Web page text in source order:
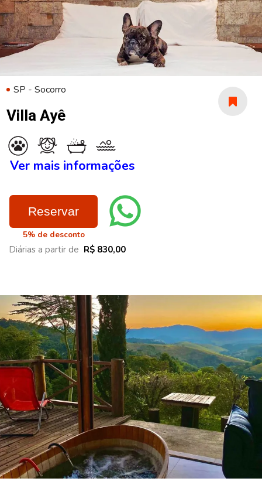
SP - Socorro
Villa Ayê
Ver mais informações
Reservar
5% de desconto
Diárias a partir de R$ 830,00